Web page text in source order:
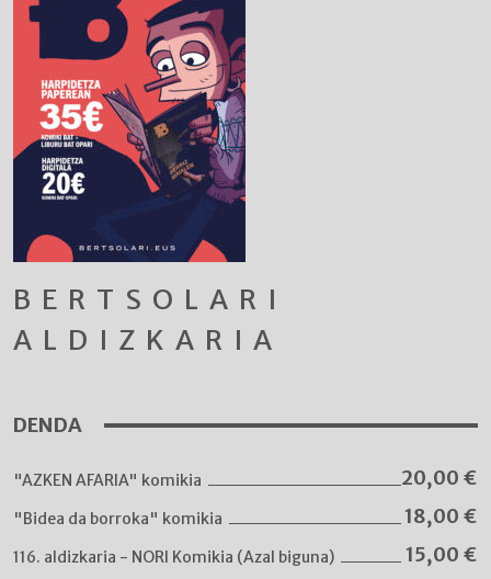
BERTSOLARI
ALDIZKARIA
DENDA
"AZKEN AFARIA" komikia 20,00 €
"Bidea da borroka" komikia 18,00 €
116. aldizkaria - NORI Komikia (Azal biguna) 15,00 €